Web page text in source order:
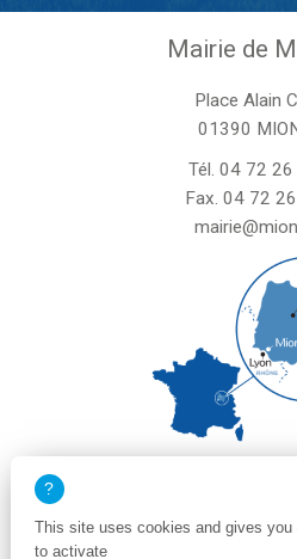
Mairie de
Place Alain
01390
Tél. 04 72 26
Fax. 04 72
le vendredi de 8h30 à 12h
This site uses cookies and gives
to activate